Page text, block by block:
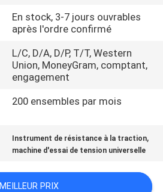
En stock, 3-7 jours ouvrables
après l'ordre confirmé
L/C, D/A, D/P, T/T, Western
Union, MoneyGram, comptant,
engagement
200 ensembles par mois
Instrument de résistance à la traction,
machine d'essai de tension universelle
MEILLEUR PRIX